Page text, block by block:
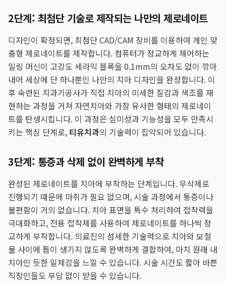
2단계: 최첨단 기술로 제작되는 나만의 제로네이트
디자인이 확정되면, 최첨단 CAD/CAM 장비를 이용하여 개인 맞
춤형 제로네이트를 제작합니다. 컴퓨터가 정교하게 제어하는
밀링 머신이 고강도 세라믹 블록을 0.1mm의 오차도 없이 깎아
내어 세상에 단 하나뿐인 나만의 치아 디자인을 완성합니다. 이
후 숙련된 치과기공사가 직접 치아의 미세한 질감과 색조를 재
현하는 과정을 거쳐 자연치아와 가장 유사한 형태의 제로네이
트를 탄생시킵니다. 이 과정은 심미성과 기능성을 모두 만족시
키는 핵심 단계로, 티유치과의 기술력이 집약되어 있습니다.
3단계: 통증과 삭제 없이 완벽하게 부착
완성된 제로네이트를 치아에 부착하는 단계입니다. 무삭제로
진행되기 때문에 마취가 필요 없으며, 시술 과정에서 통증이나
불편함이 거의 없습니다. 치아 표면을 특수 처리하여 접착력을
극대화하고, 전용 접착제를 사용하여 제로네이트를 하나씩 정
교하게 부착합니다. 의료진의 섬세한 기술력으로 치아와 보철
물 사이에 틈이 생기지 않도록 완벽하게 결합하여, 마치 원래 내
치아인 듯한 일체감을 느낄 수 있습니다. 시술 시간도 짧아 바쁜
직장인들도 부담 없이 받을 수 있습니다.